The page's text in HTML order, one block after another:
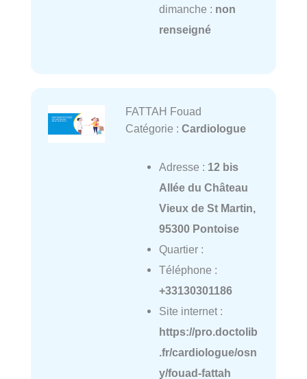
dimanche : non
renseigné
FATTAH Fouad
Catégorie : Cardiologue
Adresse : 12 bis
Allée du Château
Vieux de St Martin,
95300 Pontoise
Quartier :
Téléphone :
+33130301186
Site internet :
https://pro.doctolib
.fr/cardiologue/osn
y/fouad-fattah